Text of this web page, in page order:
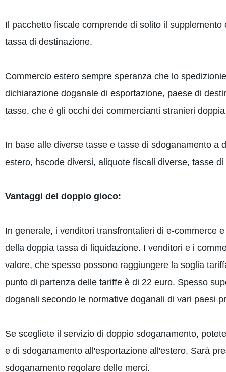
Il pacchetto fiscale comprende di solito il
tassa di destinazione.
Commercio estero sempre speranza che lo
dichiarazione doganale di esportazione, paese di
tasse, che è gli occhi dei commercianti stranieri
In base alle diverse tasse e tasse di sdoganamento
estero, hscode diversi, aliquote fiscali diverse, tasse
Vantaggi del doppio gioco:
In generale, i venditori transfrontalieri di e-commerce
della doppia tassa di liquidazione. I venditori e i
valore, che spesso possono raggiungere la soglia
punto di partenza delle tariffe è di 22 euro. Spesso
doganali secondo le normative doganali di vari paesi
Se scegliete il servizio di doppio sdoganamento,
e di sdoganamento all'esportazione all'estero. Sarà
sdoganamento regolare delle merci.